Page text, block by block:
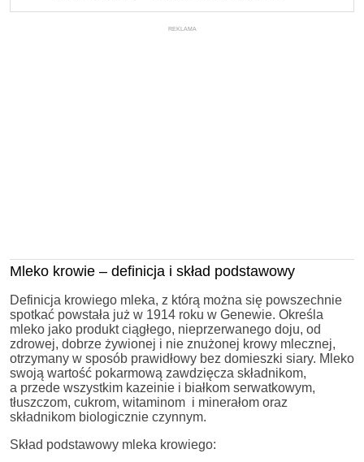
REKLAMA
Mleko krowie – definicja i skład podstawowy
Definicja krowiego mleka, z którą można się powszechnie
spotkać powstała już w 1914 roku w Genewie. Określa
mleko jako produkt ciągłego, nieprzerwanego doju, od
zdrowej, dobrze żywionej i nie znużonej krowy mlecznej,
otrzymany w sposób prawidłowy bez domieszki siary. Mleko
swoją wartość pokarmową zawdzięcza składnikom,
a przede wszystkim kazeinie i białkom serwatkowym,
tłuszczom, cukrom, witaminom i minerałom oraz
składnikom biologicznie czynnym.
Skład podstawowy mleka krowiego: